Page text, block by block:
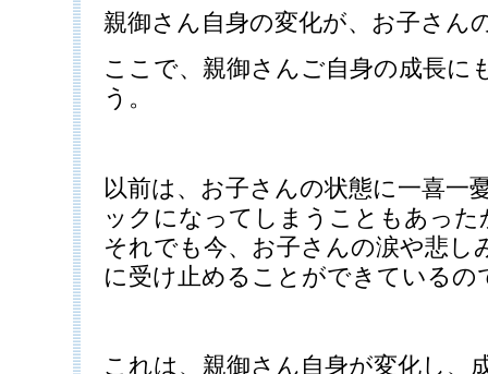
親御さん自身の変化が、お子さん
ここで、親御さんご自身の成長に
う。
以前は、お子さんの状態に一喜一
ックになってしまうこともあっ
それでも今、お子さんの涙や悲し
に受け止めることができている
これは、親御さん自身が変化し、